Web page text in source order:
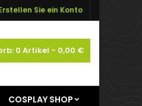
Sie ein Konto
0 Artikel - 0,00 €
COSPLAY SHOP